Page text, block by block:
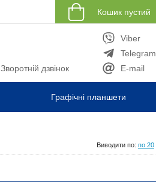
Кошик пустий
Viber
Telegram
Зворотній дзвінок
E-mail
Графічні планшети
Виводити по: по 20